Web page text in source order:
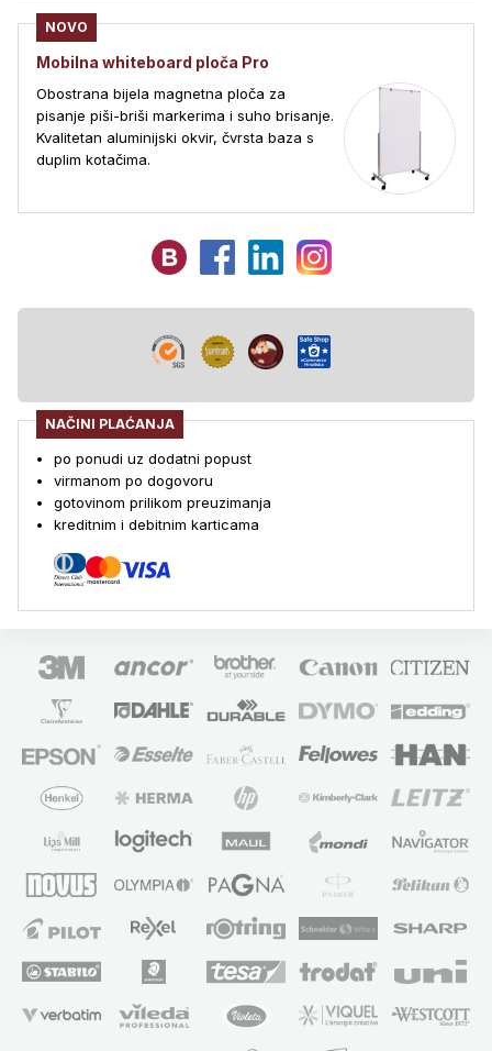
NOVO
Mobilna whiteboard ploča Pro
Obostrana bijela magnetna ploča za
pisanje piši-briši markerima i suho brisanje.
Kvalitetan aluminijski okvir, čvrsta baza s
duplim kotačima.
NAČINI PLAĆANJA
po ponudi uz dodatni popust
virmanom po dogovoru
gotovinom prilikom preuzimanja
kreditnim i debitnim karticama